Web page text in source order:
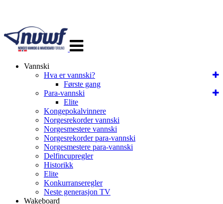
navigasjon
Vannski
Hva er vannski?
Første gang
Para-vannski
Elite
Kongepokalvinnere
Norgesrekorder vannski
Norgesmestere vannski
Norgesrekorder para-vannski
Norgesmestere para-vannski
Delfincupregler
Historikk
Elite
Konkurranseregler
Neste generasjon TV
Wakeboard